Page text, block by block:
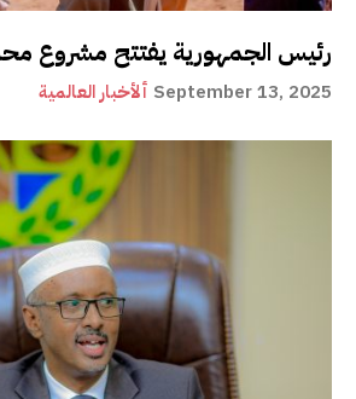
رئيس الجمهورية يفتتح مشروع
ألأخبار العالمية September 13, 2025